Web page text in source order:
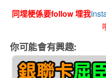
同埋梗係要follow 埋我
你可能會有興趣: